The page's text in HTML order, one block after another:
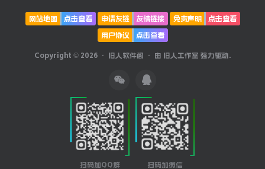
网站地图 点击查看 申请友链 友情链接 免责声明
点击查看
用户协议
点击查看
Copyright © 2026 · 旧人软件阁 · 由 旧人工作室 强力驱动.
扫码加QQ群 扫码加微信